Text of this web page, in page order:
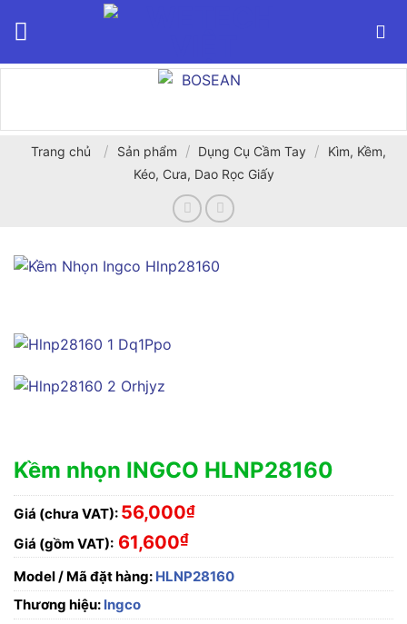
Trang chủ / Sản phẩm / Dụng Cụ Cầm Tay /
Kìm, Kềm,
Kéo, Cưa, Dao Rọc Giấy
Kềm nhọn INGCO HLNP28160
Giá (chưa VAT): 56,000₫
Giá (gồm VAT): 61,600₫
Model / Mã đặt hàng: HLNP28160
Thương hiệu: Ingco